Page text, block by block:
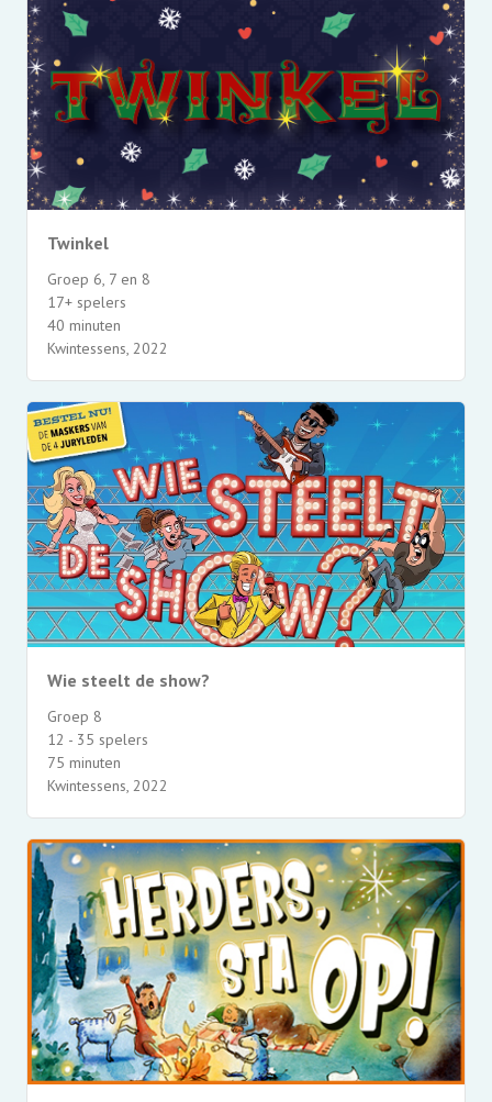
Twinkel
Groep 6, 7 en 8
17+ spelers
40 minuten
Kwintessens, 2022
Wie steelt de show?
Groep 8
12 - 35 spelers
75 minuten
Kwintessens, 2022